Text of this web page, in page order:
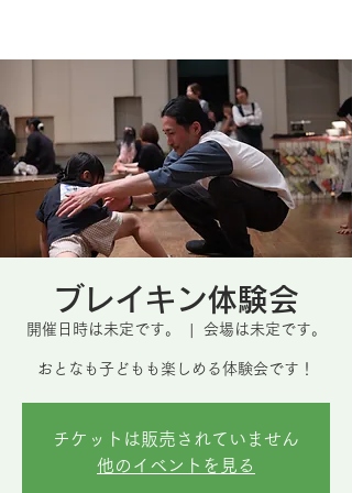
ブレイキン体験会
開催日時は未定です。 会場は未定です。
おとなも子どもも楽しめる体験会です！
チケットは販売されていません
他のイベントを見る